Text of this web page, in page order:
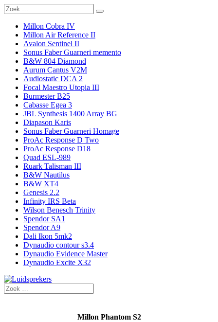
Millon Cobra IV
Millon Air Reference II
Avalon Sentinel II
Sonus Faber Guarneri memento
B&W 804 Diamond
Aurum Cantus V2M
Audiostatic DCA 2
Focal Maestro Utopia III
Burmester B25
Cabasse Egea 3
JBL Synthesis 1400 Array BG
Diapason Karis
Sonus Faber Guarneri Homage
ProAc Response D Two
ProAc Response D18
Quad ESL-989
Ruark Talisman III
B&W Nautilus
B&W XT4
Genesis 2.2
Infinity IRS Beta
Wilson Benesch Trinity
Spendor SA1
Spendor A9
Dali Ikon 5mk2
Dynaudio contour s3.4
Dynaudio Evidence Master
Dynaudio Excite X32
Millon Phantom S2